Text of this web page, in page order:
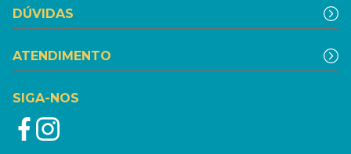
DÚVIDAS
ATENDIMENTO
SIGA-NOS